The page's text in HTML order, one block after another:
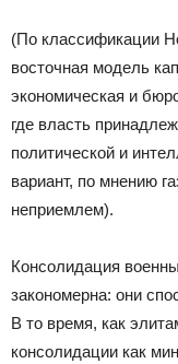
(По классификации
восточная модель
экономическая и
где власть
политической и
вариант, по мнению
неприемлем).
Консолидация
закономерна: они
В то время, как
консолидации как